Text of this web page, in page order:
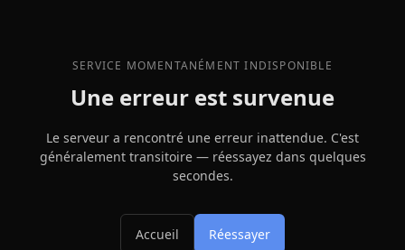
SERVICE MOMENTANÉMENT INDISPONIBLE
Une erreur est survenue
Le serveur a rencontré une erreur inattendue. C'est
généralement transitoire — réessayez dans quelques
secondes.
Accueil Réessayer